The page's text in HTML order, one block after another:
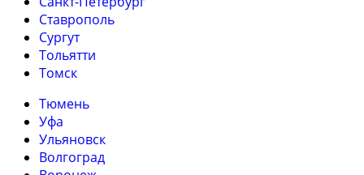
Ставрополь
Сургут
Тольятти
Томск
Тюмень
Уфа
Ульяновск
Волгоград